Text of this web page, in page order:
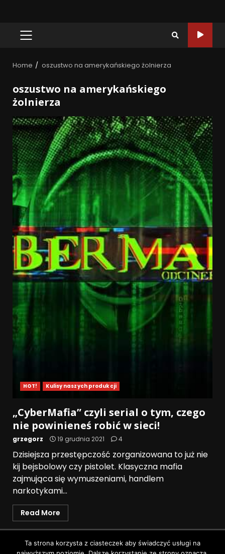
Home oszustwo na amerykańskiego żolnierza
oszustwo na amerykańskiego
żolnierza
HOT! Kulisy naszych produkcji
„CyberMafia” czyli serial o tym, czego
nie powinieneś robić w sieci!
grzegorz 19 grudnia 2021 4
Dzisiejsza przestępczość zorganizowana to już nie
kij bejsbolowy czy pistolet. Klasyczna mafia
zajmująca się wymuszeniami, handlem
narkotykami...
Read More
Polityka prywatności
Ta strona korzysta z ciasteczek aby świadczyć usługi na